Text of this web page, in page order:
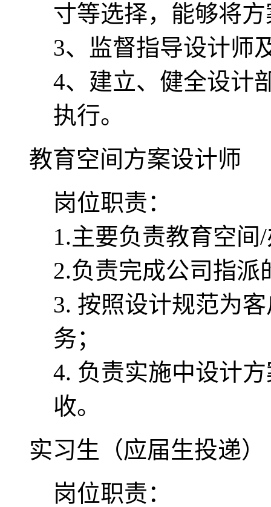
寸等选择，能够将
3、监督指导设计师
4、建立、健全设计
执行。
教育空间方案设计师
岗位职责：
1.主要负责教育空
2.负责完成公司指派
3. 按照设计规范为
务；
4. 负责实施中设计
收。
实习生（应届生投递）
岗位职责：